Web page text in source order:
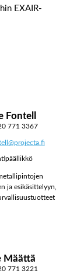
EXAIR-
Fontell
771 3367
ja esikäsittelyyn,
Määttä
771 3221